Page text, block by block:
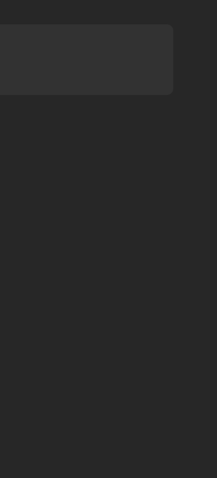
mejorar el rendimiento de tu coche y
único donde los haya!